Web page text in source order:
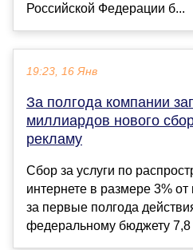
Российской Федерации б...
19:23, 16 Янв
За полгода компании
миллиардов нового
рекламу
Сбор за услуги по
интернете в размере 3% от
за первые полгода
федеральному бюджету 7,8